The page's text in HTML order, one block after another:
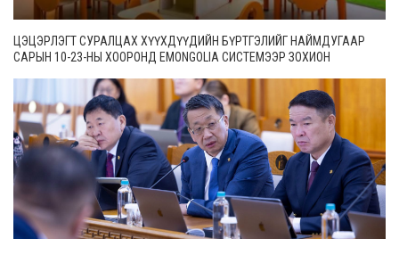
ЦЭЦЭРЛЭГТ СУРАЛЦАХ ХҮҮХДҮҮДИЙН БҮРТГЭЛИЙГ НАЙМДУГААР
САРЫН 10-23-НЫ ХООРОНД EMONGOLIA СИСТЕМЭЭР ЗОХИОН